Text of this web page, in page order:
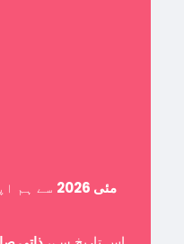
14 مئی 2026
سے ہم